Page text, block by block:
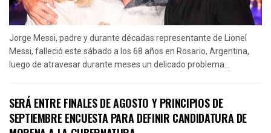
Jorge Messi, padre y durante décadas representante de Lionel
Messi, falleció este sábado a los 68 años en Rosario, Argentina,
luego de atravesar durante meses un delicado problema...
SERÁ ENTRE FINALES DE AGOSTO Y PRINCIPIOS DE
SEPTIEMBRE ENCUESTA PARA DEFINIR CANDIDATURA DE